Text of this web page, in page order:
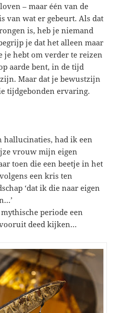
– maar één van de
van wat er gebeurt. Als dat
is, heb je niemand
je dat het alleen maar
je hebt om verder te reizen
aarde bent, in de tijd
Maar dat je bewustzijn
tijdgebonden ervaring.
hallucinaties, had ik een
vrouw mijn eigen
toen die een beetje in het
een kris ten
‘dat ik die naar eigen
periode een
deed kijken…